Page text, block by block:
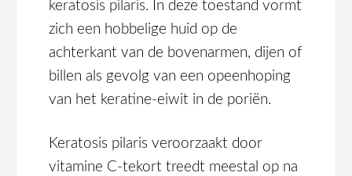
keratosis pilaris. In deze toestand vormt
zich een hobbelige huid op de
achterkant van de bovenarmen, dijen of
billen als gevolg van een opeenhoping
van het keratine-eiwit in de poriën.
Keratosis pilaris veroorzaakt door
vitamine C-tekort treedt meestal op na